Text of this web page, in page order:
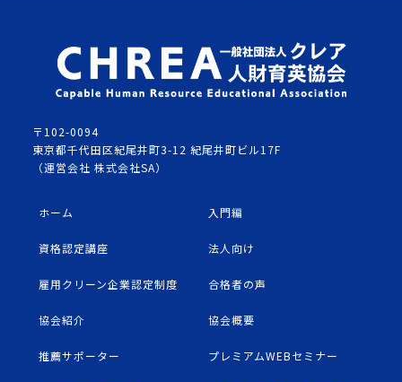
〒102-0094
東京都千代田区紀尾井町3-12 紀尾井町ビル17F
（運営会社 株式会社SA）
ホーム 入門編
資格認定講座 法人向け
雇用クリーン企業認定制度 合格者の声
協会紹介 協会概要
推薦サポーター プレミアムWEBセミナー